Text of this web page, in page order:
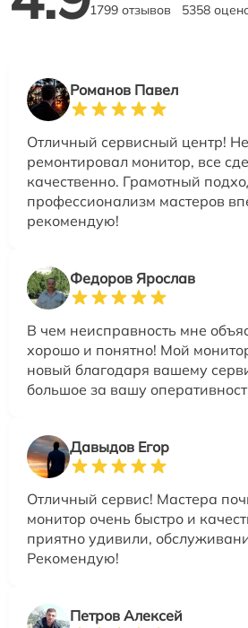
1799 отзывов 5358
Романов Павел
Отличный сервисный центр!
ремонтировал монитор, все
качественно. Грамотный
профессионализм мастеров
рекомендую!
Федоров Ярослав
В чем неисправность мне
хорошо и понятно! Мой
новый благодаря вашему
большое за вашу
Давыдов Егор
Отличный сервис! Мастера
монитор очень быстро и
приятно удивили,
Рекомендую!
Петров Алексей